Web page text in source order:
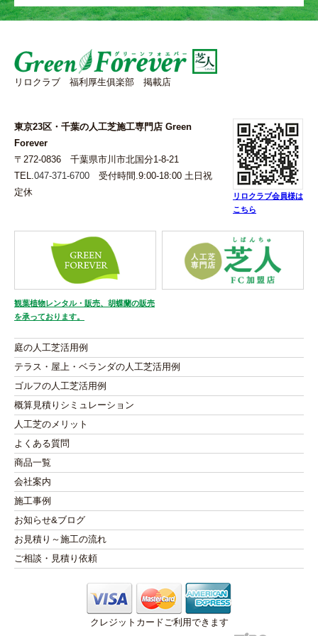
リロクラブ 福利厚生俱楽部 掲載店
東京23区・千葉の人工芝施工専門店 Green
Forever
〒272-0836 千葉県市川市北国分1-8-21
TEL. 047-371-6700 受付時間.9:00-18:00 土日祝
定休
リロクラブ会員様は
こちら
観葉植物レンタル・販売、胡蝶蘭の販売
を承っております。
庭の人工芝活用例
テラス・屋上・ベランダの人工芝活用例
ゴルフの人工芝活用例
概算見積りシミュレーション
人工芝のメリット
よくある質問
商品一覧
会社案内
施工事例
お知らせ&ブログ
お見積り～施工の流れ
ご相談・見積り依頼
クレジットカードご利用できます